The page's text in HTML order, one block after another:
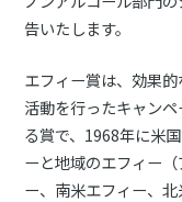
告いたします。
エフィー賞は、効果
活動を行ったキャン
る賞で、1968年に米
ーと地域のエフィー
ー、南米エフィー、